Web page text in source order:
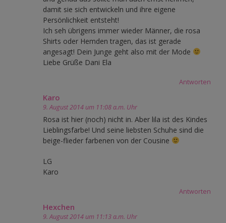
damit sie sich entwickeln und ihre eigene
Persönlichkeit entsteht!
Ich seh übrigens immer wieder Männer, die rosa
Shirts oder Hemden tragen, das ist gerade
angesagt! Dein Junge geht also mit der Mode
Liebe Grüße Dani Ela
Antworten
Karo
9. August 2014 um 11:08 a.m. Uhr
Rosa ist hier (noch) nicht in. Aber lila ist des Kindes
Lieblingsfarbe! Und seine liebsten Schuhe sind die
beige-flieder farbenen von der Cousine
LG
Karo
Antworten
Hexchen
9. August 2014 um 11:13 a.m. Uhr